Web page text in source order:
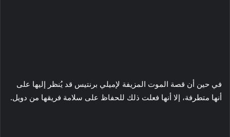
في حين أن قصة الموت المزيفة لإميلي برنتيس قد يُنظر إليها على
أنها متطرفة، إلا أنها فعلت ذلك للحفاظ على سلامة فريقها من دويل.